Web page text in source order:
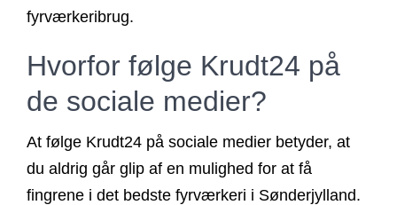
fyrværkeribrug.
Hvorfor følge Krudt24 på
de sociale medier?
At følge Krudt24 på sociale medier betyder, at
du aldrig går glip af en mulighed for at få
fingrene i det bedste fyrværkeri i Sønderjylland.